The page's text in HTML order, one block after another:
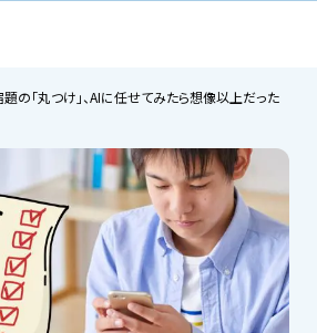
の「丸つけ」、AIに任せてみたら想像以上だった